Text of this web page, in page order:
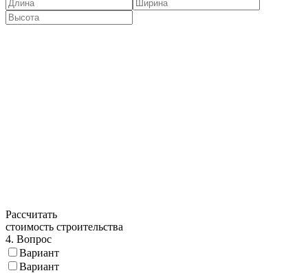
Рассчитать
стоимость строительства
4. Вопрос
Вариант
Вариант